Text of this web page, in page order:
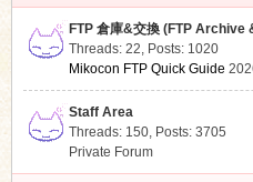
FTP 倉庫&交換 (FTP Archive
Threads: 22, Posts: 1020
Mikocon FTP Quick Guide
Staff Area
Threads: 150, Posts: 3705
Private Forum